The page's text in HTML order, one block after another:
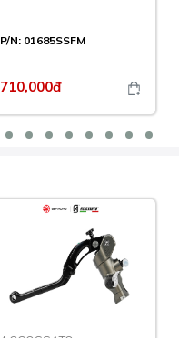
P/N: 01685SSFM
710,000đ